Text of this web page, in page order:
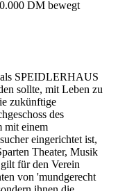
DM bewegt
als SPEIDLERHAUS
sollte, mit Leben zu
zukünftige
des
mit einem
eingerichtet ist,
Theater, Musik
für den Verein
von 'mundgerecht